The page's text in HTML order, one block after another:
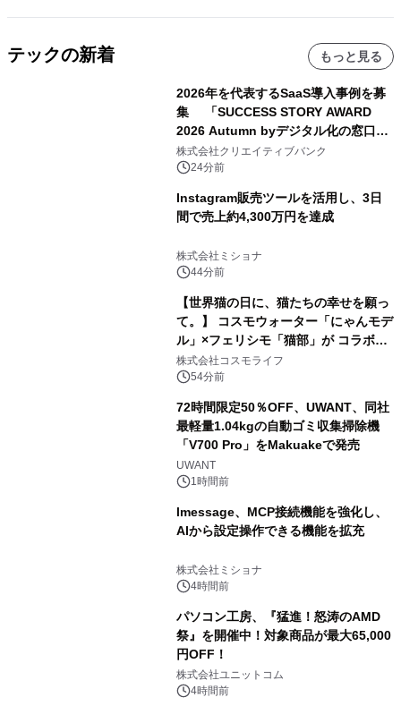
テックの新着 もっと見る
2026年を代表するSaaS導入事例を募
集 「SUCCESS STORY AWARD
2026 Autumn byデジタル化の窓口」
開催
株式会社クリエイティブバンク
24分前
Instagram販売ツールを活用し、3日
間で売上約4,300万円を達成
株式会社ミショナ
44分前
【世界猫の日に、猫たちの幸せを願っ
て。】 コスモウォーター「にゃんモデ
ル」×フェリシモ「猫部」が コラボキ
ャンペーンを実施
株式会社コスモライフ
54分前
72時間限定50％OFF、UWANT、同社
最軽量1.04kgの自動ゴミ収集掃除機
「V700 Pro」をMakuakeで発売
UWANT
1時間前
lmessage、MCP接続機能を強化し、
AIから設定操作できる機能を拡充
株式会社ミショナ
4時間前
パソコン工房、『猛進！怒涛のAMD
祭』を開催中！対象商品が最大65,000
円OFF！
株式会社ユニットコム
4時間前